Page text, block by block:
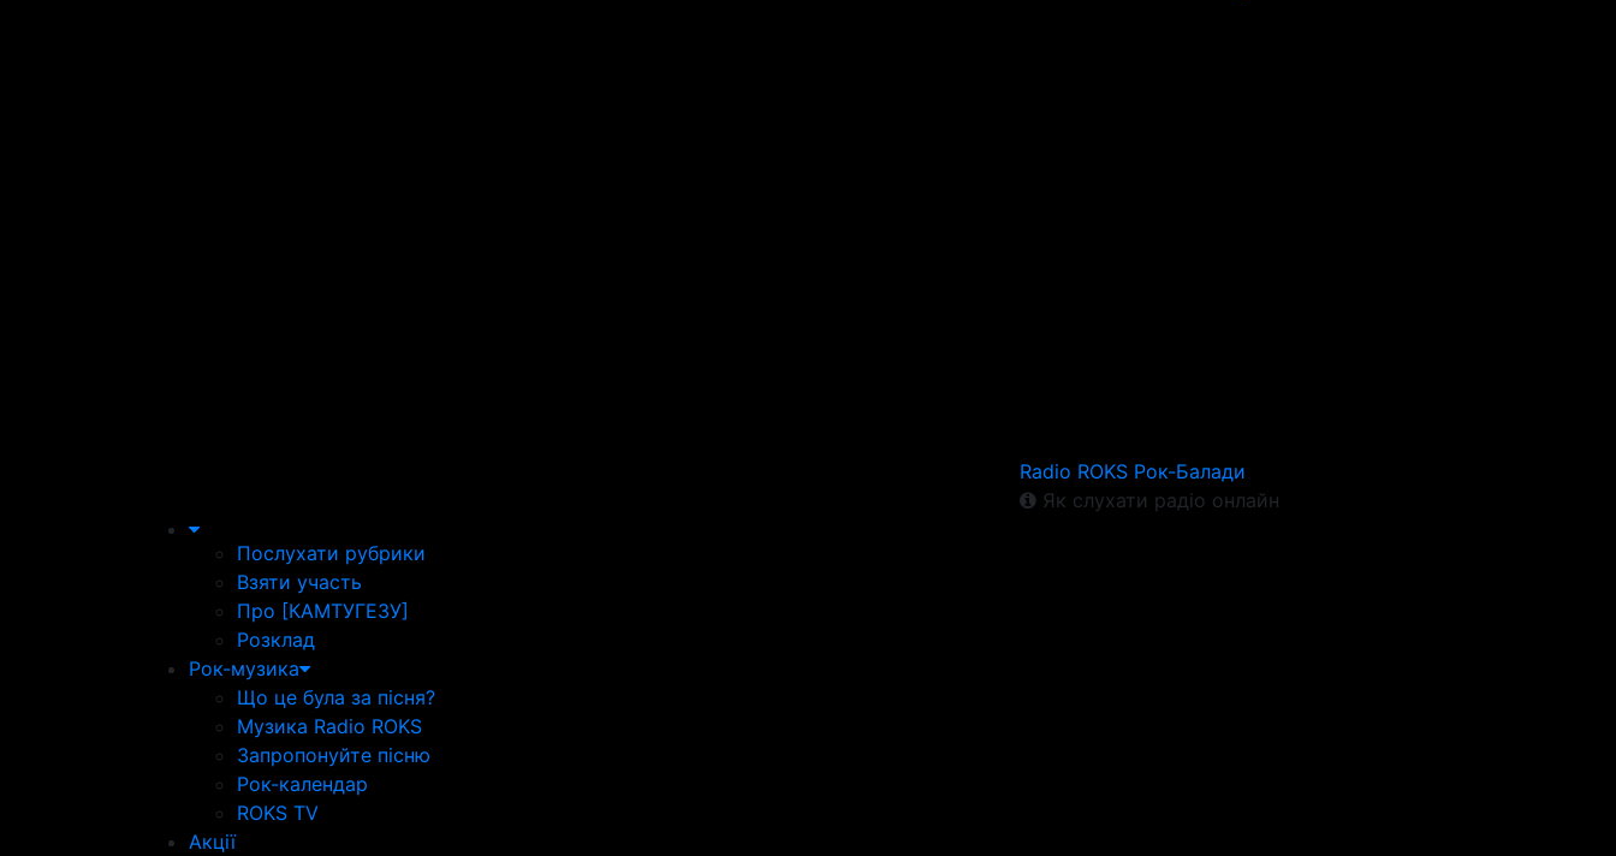
Radio ROKS Рок-Балади
Як слухати радіо онлайн
Послухати рубрики
Взяти участь
Про [КАМТУГЕЗУ]
Розклад
Рок-музика
Що це була за пісня?
Музика Radio ROKS
Запропонуйте пісню
Рок-календар
ROKS TV
Акції